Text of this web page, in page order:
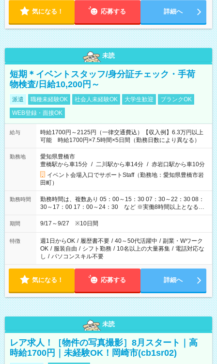
気になる！ 応募する 詳細へ
未読
短期＊イベントスタッフ/身分証チェック・手荷
物検査/日給10,200円～
派遣 職種未経験OK 社会人未経験OK 大学生歓迎
ブランクOK
WEB登録・面接OK
給与
時給1700円～2125円（一律交通費込）【収入例】6.3万円以上
可能 時給1700円×7.5時間×5日間（勤務日数により異なる）
勤務地
愛知県豊橋市
豊橋駅から車15分 / 二川駅から車14分 / 赤岩口駅から車10分
イベント会場入口でサポートStaff（勤務地：愛知県豊橋市岩
田町）
勤務時間
勤務時間は、複数あり 05：00～15：30 07：30～22：30 08：
30～17：00 17：00～24：30 など ※実働8時間以上となる勤
務もあります。 【休憩】60分+他休憩あり 交替で取得します。
安全面に配慮しこまめな休憩があります。
期間 9/17～9/27 ※10日間
特徴 週1日からOK / 履歴書不要 / 40～50代活躍中 / 副業・Wワーク
OK / 服装自由 / シフト勤務 / 10名以上の大量募集 / 電話対応な
し / パソコンスキル不要
気になる！ 応募する 詳細へ
未読
レア求人！［物件の写真撮影］8月スタート｜高
時給1700円｜未経験OK！岡崎市(cb1sr02)